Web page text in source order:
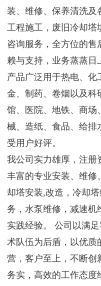
装、维修、保养清洗
工程施工，废旧冷却
咨询服务，全方位的
赖与支持，业务蒸蒸日
产品广泛用于热电、
金、制药、卷烟以及科
馆、医院、地铁、商场
械、造纸、食品、给排
受用户好评。
我公司实力雄厚，注册
丰富的专业安装、维修
却塔安装,改造，冷却
务，水泵维修，减速机
实践经验。 公司以满
术队伍为后盾，以优质
营，客户至上，不断创
务实，高效的工作态度